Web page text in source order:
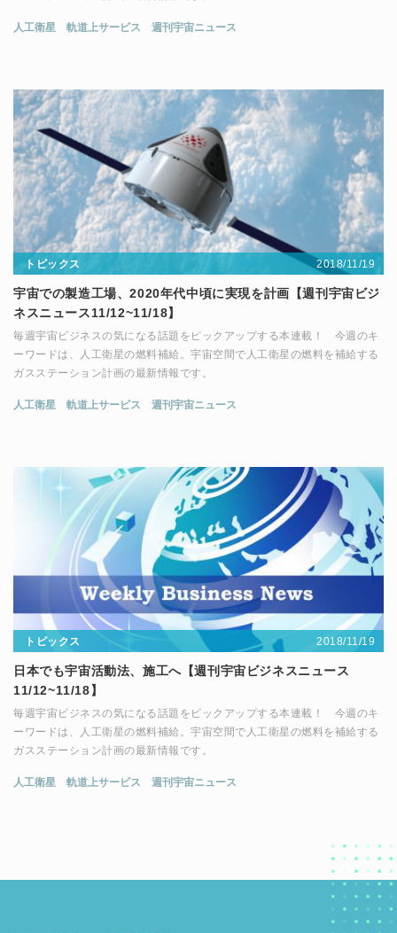
人工衛星 軌道上サービス 週刊宇宙ニュース
トピックス 2018/11/19
宇宙での製造工場、2020年代中頃に実現を計画【週刊宇宙ビジ
ネスニュース11/12~11/18】
毎週宇宙ビジネスの気になる話題をピックアップする本連載！ 今週のキ
ーワードは、人工衛星の燃料補給。宇宙空間で人工衛星の燃料を補給する
ガスステーション計画の最新情報です。
人工衛星 軌道上サービス 週刊宇宙ニュース
トピックス 2018/11/19
日本でも宇宙活動法、施工へ【週刊宇宙ビジネスニュース
11/12~11/18】
毎週宇宙ビジネスの気になる話題をピックアップする本連載！ 今週のキ
ーワードは、人工衛星の燃料補給。宇宙空間で人工衛星の燃料を補給する
ガスステーション計画の最新情報です。
人工衛星 軌道上サービス 週刊宇宙ニュース